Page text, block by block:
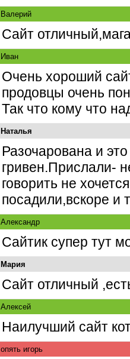
Валерий
Сайт
Иван
Очень хороший
продовцы очень
Так что кому что
Наталья
Разочарована и
гривен.Прислали-
говорить не
посадили,вскоре и
Александр
Сайтик супер тут
Мария
Сайт отличный
Алексей
Наилучший сайт
опять игорь